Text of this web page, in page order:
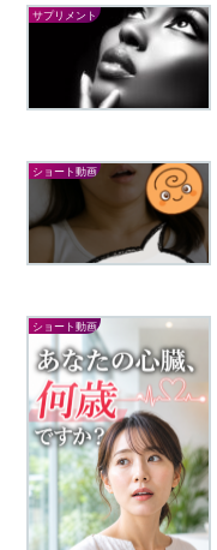
サプリメント
ショート動画
ショート動画